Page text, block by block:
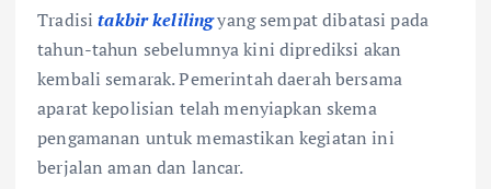
Tradisitakbir kelilingyang sempat dibatasi pada
tahun-tahun sebelumnya kini diprediksi akan
kembali semarak. Pemerintah daerah bersama
aparat kepolisian telah menyiapkan skema
pengamanan untuk memastikan kegiatan ini
berjalan aman dan lancar.